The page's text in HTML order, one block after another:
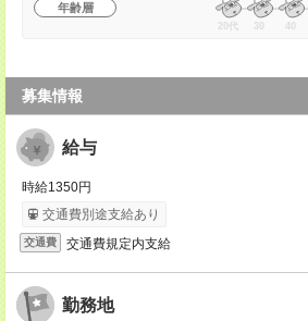
年齢層
20代 30 40
募集情報
給与
時給1350円
交通費別途支給あり
交通費 交通費規定内支給
勤務地